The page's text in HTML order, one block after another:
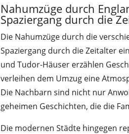
Nahumzüge durch
Spaziergang durch die
Die Nahumzüge durch die
Spaziergang durch die Zeitalter
und Tudor-Häuser erzählen
verleihen dem Umzug eine
Die Nachbarn sind nicht nur
geheimen Geschichten, die die
Die modernen Städte hingegen